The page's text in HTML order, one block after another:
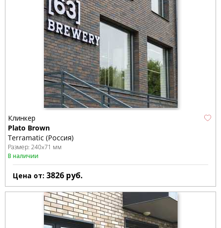
Клинкер
Plato Brown
Terramatic (Россия)
Размер: 240x71 мм
В наличии
Цена от: 3826 руб.